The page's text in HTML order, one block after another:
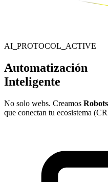
AI_PROTOCOL_ACTIVE
Automatización
Inteligente
No solo webs. Creamos
que conectan tu ecosistema